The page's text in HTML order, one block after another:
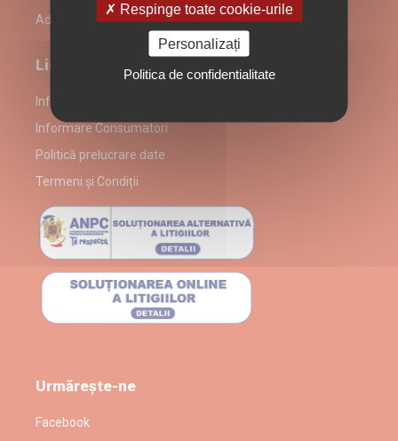
Admin Login
Link-uri utile
Informații despre partenerul Mini Clătităria
Informare Consumatori
Politică prelucrare date
Termeni și Condiții
Urmărește-ne
Facebook
Respinge toate cookie-urile
Personalizați
Politica de confidentialitate